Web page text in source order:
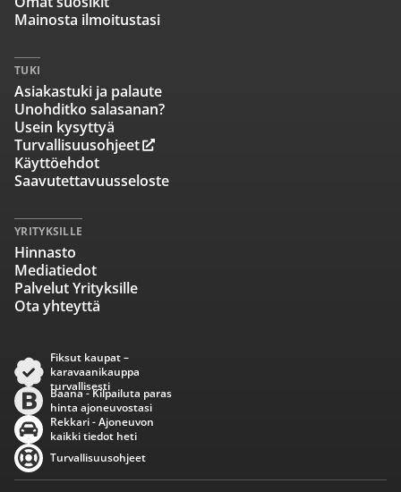
Mainosta ilmoitustasi
TUKI
Asiakastuki ja palaute
Unohditko salasanan?
Usein kysyttyä
Turvallisuusohjeet
Käyttöehdot
Saavutettavuusseloste
YRITYKSILLE
Hinnasto
Mediatiedot
Palvelut Yrityksille
Ota yhteyttä
Fiksut kaupat –
karavaanikauppa
turvallisesti
Baana - Kilpailuta paras
hinta ajoneuvostasi
Rekkari - Ajoneuvon
kaikki tiedot heti
Turvallisuusohjeet